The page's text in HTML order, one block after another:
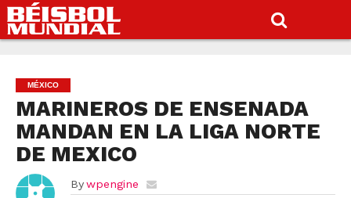
MÉXICO
MARINEROS DE ENSENADA
MANDAN EN LA LIGA NORTE
DE MEXICO
By wpengine